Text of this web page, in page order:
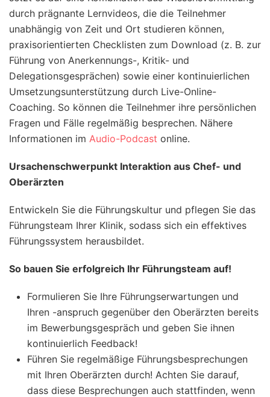
durch prägnante Lernvideos, die die Teilnehmer
unabhängig von Zeit und Ort studieren können,
praxisorientierten Checklisten zum Download (z. B. zur
Führung von Anerkennungs-, Kritik- und
Delegationsgesprächen) sowie einer kontinuierlichen
Umsetzungsunterstützung durch Live-Online-
Coaching. So können die Teilnehmer ihre persönlichen
Fragen und Fälle regelmäßig besprechen. Nähere
Informationen im Audio-Podcast online.
Ursachenschwerpunkt Interaktion aus Chef- und
Oberärzten
Entwickeln Sie die Führungskultur und pflegen Sie das
Führungsteam Ihrer Klinik, sodass sich ein effektives
Führungssystem herausbildet.
So bauen Sie erfolgreich Ihr Führungsteam auf!
Formulieren Sie Ihre Führungserwartungen und
Ihren -anspruch gegenüber den Oberärzten bereits
im Bewerbungsgespräch und geben Sie ihnen
kontinuierlich Feedback!
Führen Sie regelmäßige Führungsbesprechungen
mit Ihren Oberärzten durch! Achten Sie darauf,
dass diese Besprechungen auch stattfinden, wenn